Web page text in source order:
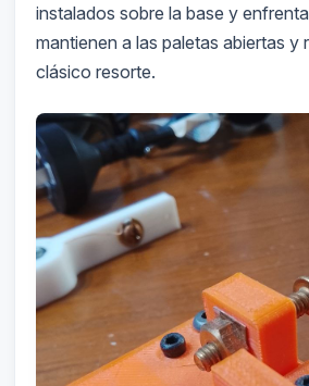
instalados sobre la base y
mantienen a las paletas abiertas y
clásico resorte.